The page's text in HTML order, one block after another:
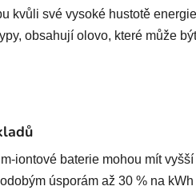
kvůli své vysoké hustotě
obsahují olovo, které může
iontové baterie mohou mít
úsporám až 30 % na